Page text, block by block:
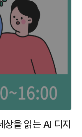
을 읽는 AI 디지